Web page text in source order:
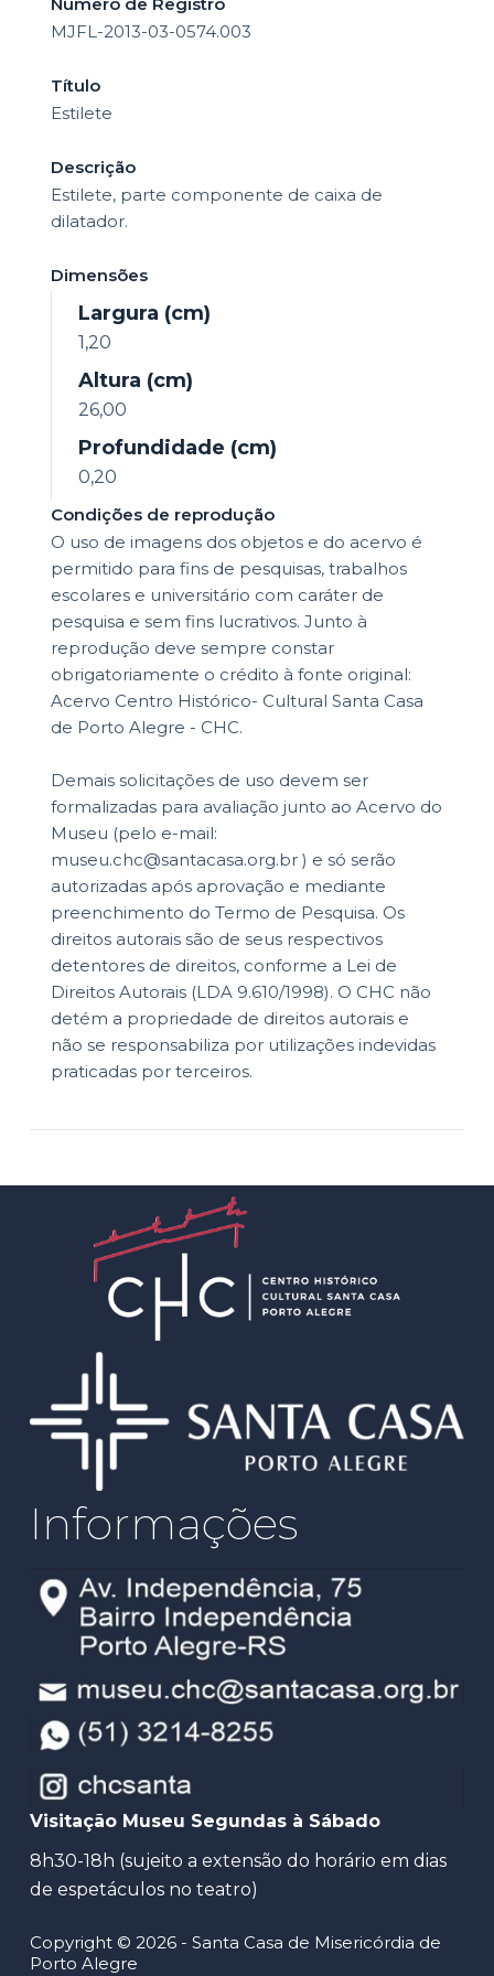
MJFL-2013-03-0574.003
Título
Estilete
Descrição
Estilete, parte componente de caixa de
dilatador.
Dimensões
Largura (cm)
1,20
Altura (cm)
26,00
Profundidade (cm)
0,20
Condições de reprodução
O uso de imagens dos objetos e do acervo é
permitido para fins de pesquisas, trabalhos
escolares e universitário com caráter de
pesquisa e sem fins lucrativos. Junto à
reprodução deve sempre constar
obrigatoriamente o crédito à fonte original:
Acervo Centro Histórico- Cultural Santa Casa
de Porto Alegre - CHC.
Demais solicitações de uso devem ser
formalizadas para avaliação junto ao Acervo do
Museu (pelo e-mail:
museu.chc@santacasa.org.br ) e só serão
autorizadas após aprovação e mediante
preenchimento do Termo de Pesquisa. Os
direitos autorais são de seus respectivos
detentores de direitos, conforme a Lei de
Direitos Autorais (LDA 9.610/1998). O CHC não
detém a propriedade de direitos autorais e
não se responsabiliza por utilizações indevidas
praticadas por terceiros.
Informações
Visitação Museu Segundas à Sábado
8h30-18h (sujeito a extensão do horário em dias
de espetáculos no teatro)
Copyright © 2026 - Santa Casa de Misericórdia de
Porto Alegre